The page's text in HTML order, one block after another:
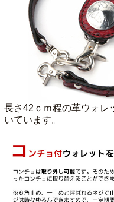
長さ42ｃｍ程の革ウォレ
いています。